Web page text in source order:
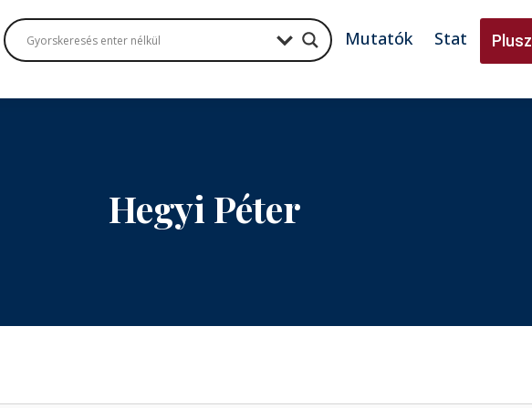
Mutatók Stat Plusz
Hegyi Péter